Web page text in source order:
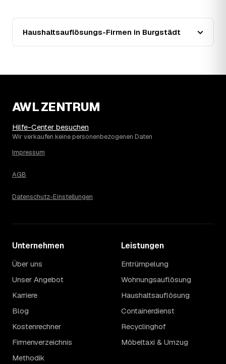
Seit 2021 zeigt der Trend in Burgstädt eine klare Richtung:
steigend um rund 18 %, mit dem bisherigen Höchststand
Umgebung von Burgstädt?
Lunzenau liegt bei einem Ø-Preis von rund 1.874 € pro
Haushaltsauflösung, in Burgstädt sind es im Schnitt 1.874
€. Die genaue Preisspanne hängt jeweils von Größe und
lohnt sich vor der Anfrage trotzdem.
Haushaltsauflösungs-Firmen in Burgstädt
AWL ZENTRUM
Hilfe-Center besuchen
Wir verkaufen keine personenbezogenen Daten
Impressum
AGB
Datenschutz-Einstellungen
Unternehmen
Über uns
Unser Angebot
Karriere
Blog
Kostenrechner
Firmenverzeichnis
Methodik
Leistungen
Entrümpelung
Wohnungsauflösung
Haushaltsauflösung
Containerdienst
Recyclinghof
Möbeltaxi & Umzug